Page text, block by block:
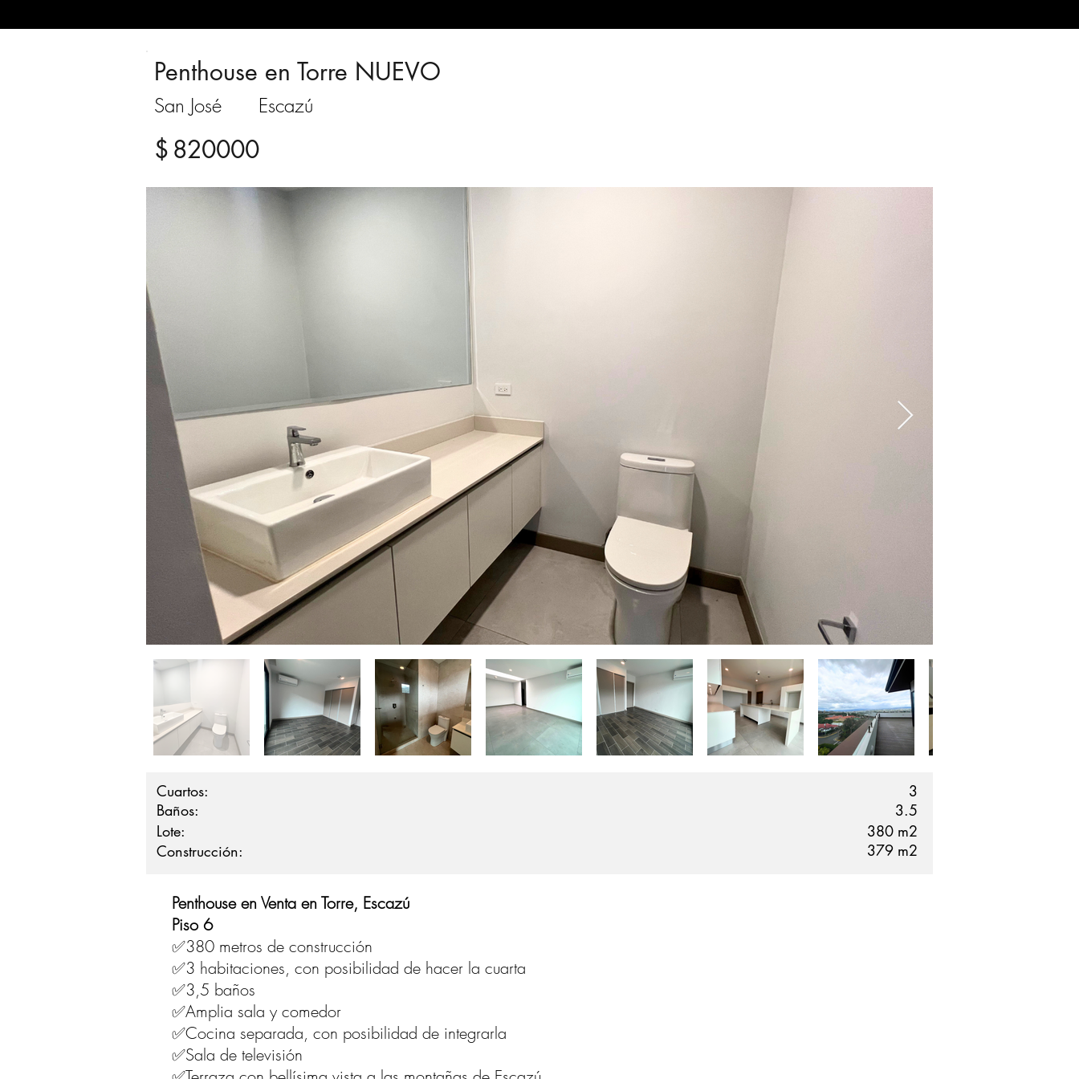
Penthouse en Torre NUEVO
San José Escazú
$ 820000
Cuartos:
Baños:
Lote:
Construcción:
3
3.5
380
379
m2
m2
Penthouse en Venta en Torre, Escazú
Piso 6
✅380 metros de construcción
✅3 habitaciones, con posibilidad de hacer la cuarta
✅3,5 baños
✅Amplia sala y comedor
✅Cocina separada, con posibilidad de integrarla
✅Sala de televisión